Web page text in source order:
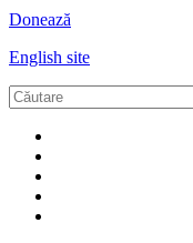
Donează
English site